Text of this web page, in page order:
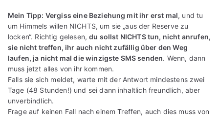
Mein Tipp: Vergiss eine Beziehung mit ihr erst mal, und tu
um Himmels willen NICHTS, um sie „aus der Reserve zu
locken“. Richtig gelesen,du sollst NICHTS tun, nicht anrufen,
sie nicht treffen, ihr auch nicht zufällig über den Weg
laufen, ja nicht mal die winzigste SMS senden. Wenn, dann
muss jetzt alles von ihr kommen.
Falls sie sich meldet, warte mit der Antwort mindestens zwei
Tage (48 Stunden!) und sei dann inhaltlich freundlich, aber
unverbindlich.
Frage auf keinen Fall nach einem Treffen, auch dies muss von